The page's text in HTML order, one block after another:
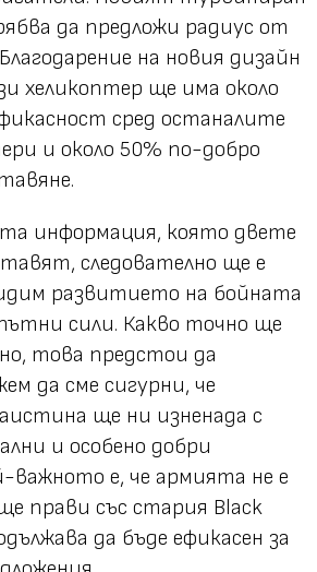
да предложи радиус от
на новия дизайн
хеликоптер ще има около
сред останалите
и около 50% по-добро
информация, която двете
следователно ще е
развитието на бойната
сили. Какво точно ще
това предстои да
да сме сигурни, че
ще ни изненада с
и особено добри
важното е, че армията не е
прави със стария Black
да бъде ефикасен за